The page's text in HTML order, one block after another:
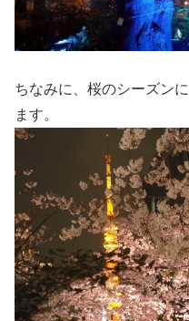
ちなみに、桜のシーズン
ます。